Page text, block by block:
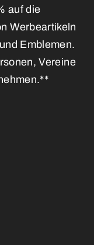
auf die
Werbeartikeln
Emblemen.
Vereine